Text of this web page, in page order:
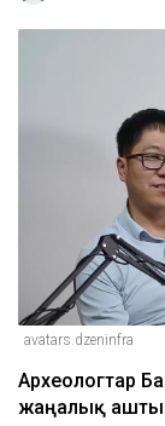
avatars.dzeninfra
Археологтар
жаңалық ашты.